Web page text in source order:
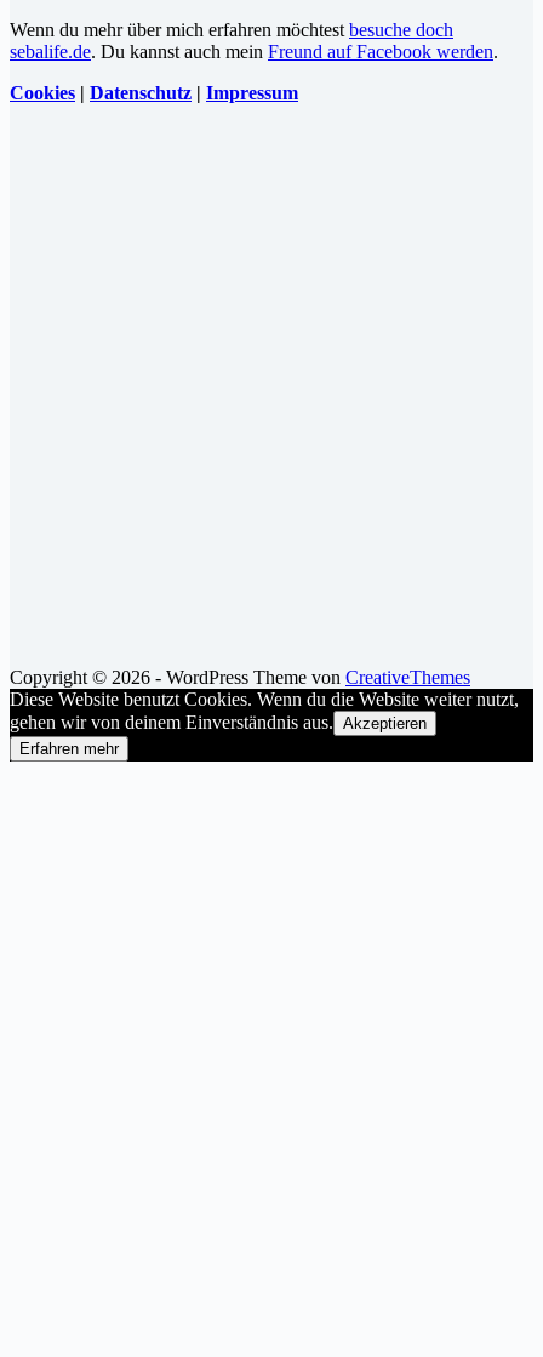
Wenn du mehr über mich erfahren möchtest besuche doch
sebalife.de. Du kannst auch mein Freund auf Facebook werden.
Cookies | Datenschutz | Impressum
Copyright © 2026 - WordPress Theme von CreativeThemes
Diese Website benutzt Cookies. Wenn du die Website weiter nutzt,
gehen wir von deinem Einverständnis aus. Akzeptieren
Erfahren mehr